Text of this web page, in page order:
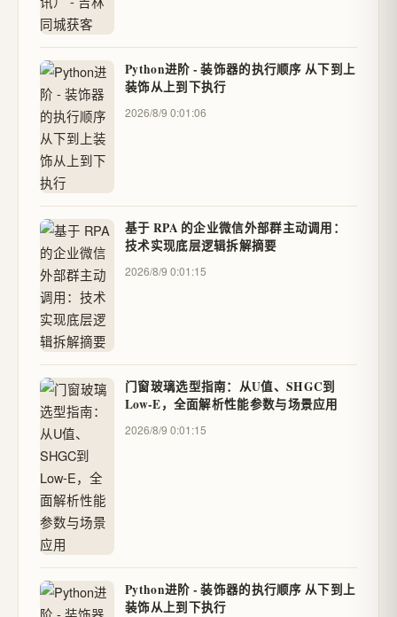
Python进阶 - 装饰器的执行顺序 从下到上
装饰从上到下执行
2026/8/9 0:01:06
基于 RPA 的企业微信外部群主动调用：
技术实现底层逻辑拆解摘要
2026/8/9 0:01:15
门窗玻璃选型指南：从U值、SHGC到
Low-E，全面解析性能参数与场景应用
2026/8/9 0:01:15
Python进阶 - 装饰器的执行顺序 从下到上
装饰从上到下执行